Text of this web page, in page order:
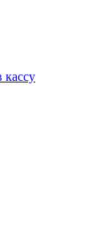
кассу